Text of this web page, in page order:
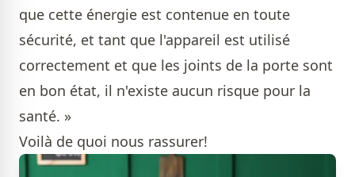
que cette énergie est contenue en toute
sécurité, et tant que l'appareil est utilisé
correctement et que les joints de la porte sont
en bon état, il n'existe aucun risque pour la
santé. »
Voilà de quoi nous rassurer!